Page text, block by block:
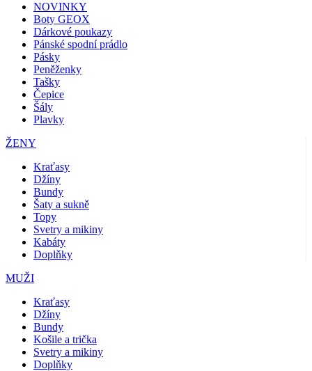
NOVINKY
Boty GEOX
Dárkové poukazy
Pánské spodní prádlo
Pásky
Peněženky
Tašky
Čepice
Šály
Plavky
ŽENY
Kraťasy
Džíny
Bundy
Šaty a sukně
Topy
Svetry a mikiny
Kabáty
Doplňky
MUŽI
Kraťasy
Džíny
Bundy
Košile a trička
Svetry a mikiny
Doplňky